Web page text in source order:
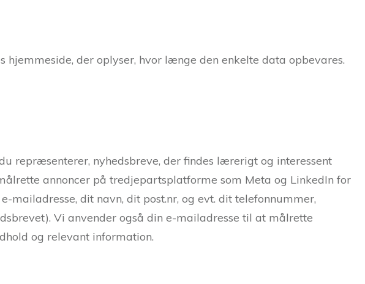
der oplyser, hvor længe den enkelte data opbevares.
repræsenterer, nyhedsbreve, der findes lærerigt og interessent
annoncer på tredjepartsplatforme som Meta og LinkedIn for
dit navn, dit post.nr, og evt. dit telefonnummer,
Vi anvender også din e-mailadresse til at målrette
og relevant information.